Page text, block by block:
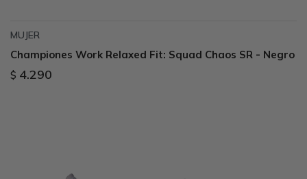
MUJER
Championes Work Relaxed Fit: Squad Chaos SR - Negro
$ 4.290